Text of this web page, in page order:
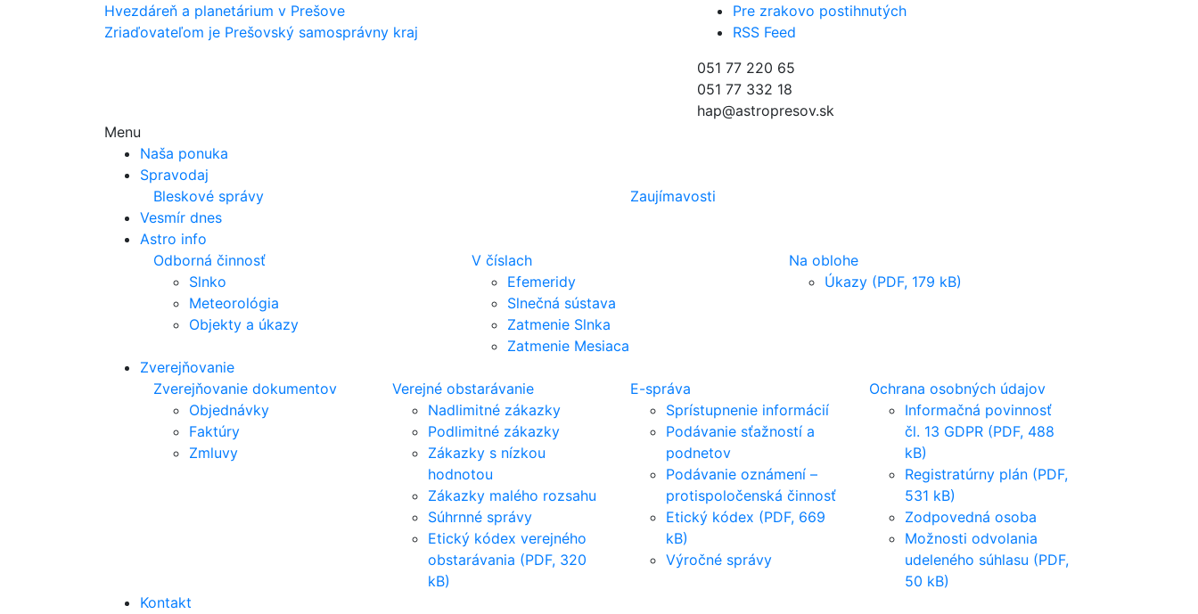
Hvezdáreň a planetárium v Prešove
Zriaďovateľom je Prešovský samosprávny kraj
Pre zrakovo postihnutých
RSS Feed
051 77 220 65
051 77 332 18
hap@astropresov.sk
Menu
Naša ponuka
Spravodaj
Bleskové správy
Zaujímavosti
Vesmír dnes
Astro info
Odborná činnosť
Slnko
Meteorológia
Objekty a úkazy
V číslach
Efemeridy
Slnečná sústava
Zatmenie Slnka
Zatmenie Mesiaca
Na oblohe
Úkazy (PDF, 179 kB)
Zverejňovanie
Zverejňovanie dokumentov
Objednávky
Faktúry
Zmluvy
Verejné obstarávanie
Nadlimitné zákazky
Podlimitné zákazky
Zákazky s nízkou
hodnotou
Zákazky malého rozsahu
Súhrnné správy
Etický kódex verejného
obstarávania (PDF, 320
kB)
E-správa
Sprístupnenie informácií
Podávanie sťažností a
podnetov
Podávanie oznámení –
protispoločenská činnosť
Etický kódex (PDF, 669
kB)
Výročné správy
Ochrana osobných údajov
Informačná povinnosť
čl. 13 GDPR (PDF, 488
kB)
Registratúrny plán (PDF,
531 kB)
Zodpovedná osoba
Možnosti odvolania
udeleného súhlasu (PDF,
50 kB)
Kontakt